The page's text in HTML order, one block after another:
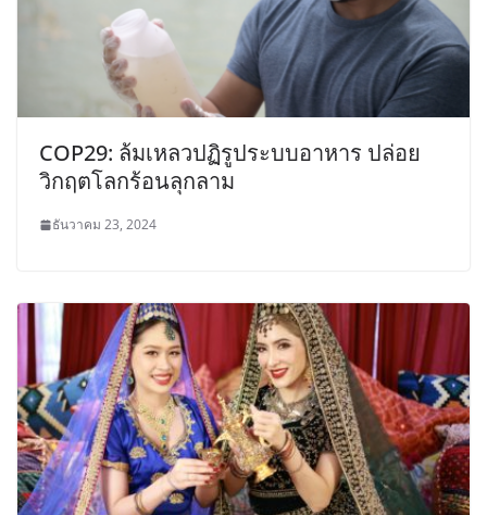
COP29: ล้มเหลวปฏิรูประบบอาหาร ปล่อย
วิกฤตโลกร้อนลุกลาม
ธันวาคม 23, 2024